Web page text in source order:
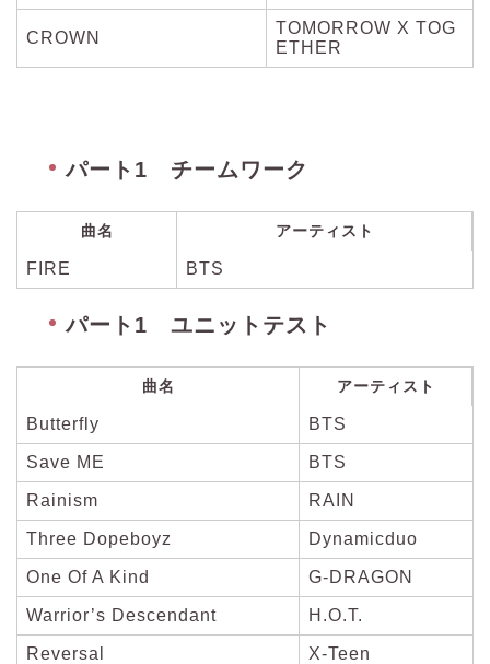
CROWN
TOMORROW X TOG
ETHER
パート1 チームワーク
曲名 アーティスト
FIRE BTS
パート1 ユニットテスト
曲名 アーティスト
Butterfly BTS
Save ME BTS
Rainism RAIN
Three Dopeboyz Dynamicduo
One Of A Kind G-DRAGON
Warrior’s Descendant H.O.T.
Reversal X-Teen